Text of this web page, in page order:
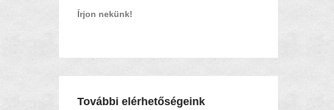
Írjon nekünk!
További elérhetőségeink